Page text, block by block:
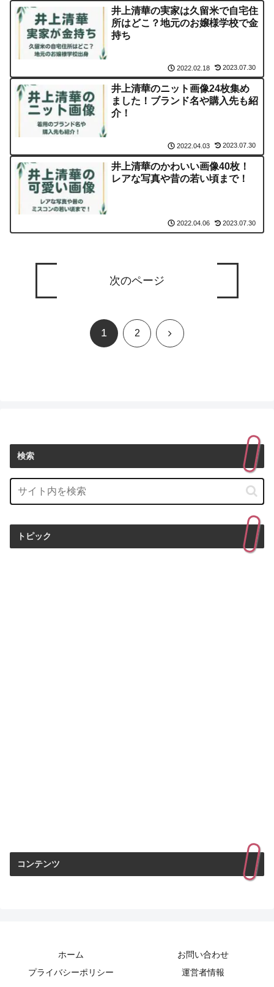
井上清華の実家は久留米で自宅住
所はどこ？地元のお嬢様学校で金
持ち
2022.02.18 2023.07.30
井上清華のニット画像24枚集め
ました！ブランド名や購入先も紹
介！
2022.04.03 2023.07.30
井上清華のかわいい画像40枚！
レアな写真や昔の若い頃まで！
2022.04.06 2023.07.30
次のページ
1 2 次
検索
トピック
コンテンツ
ホーム
お問い合わせ
プライバシーポリシー
運営者情報